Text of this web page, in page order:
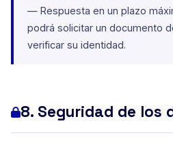
— Respuesta en un plazo
podrá solicitar un documento
verificar su identidad.
8. Seguridad de los